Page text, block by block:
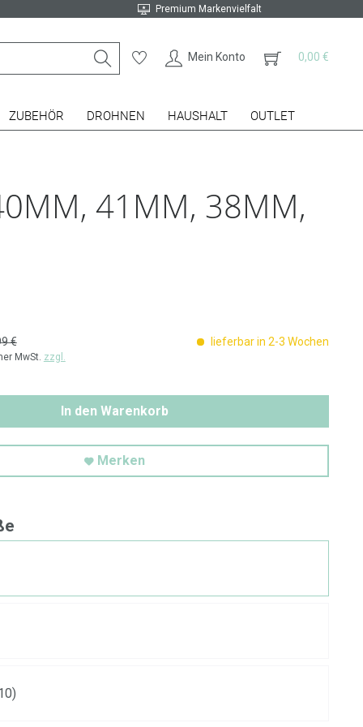
Premium Markenvielfalt
Mein Konto 0,00 €
ZUBEHÖR DROHNEN HAUSHALT OUTLET
41MM, 38MM,
€
MwSt. zzgl.
lieferbar in 2-3 Wochen
In den Warenkorb
Merken